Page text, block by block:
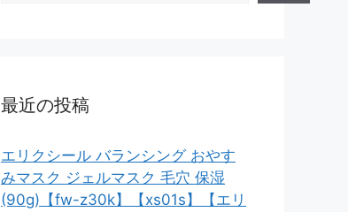
最近の投稿
エリクシール バランシング おやす
みマスク ジェルマスク 毛穴 保湿
(90g)【fw-z30k】【xs01s】【エリ